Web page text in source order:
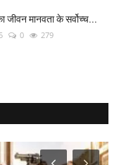
जीवन मानवता के सर्वोच्च...
0 279